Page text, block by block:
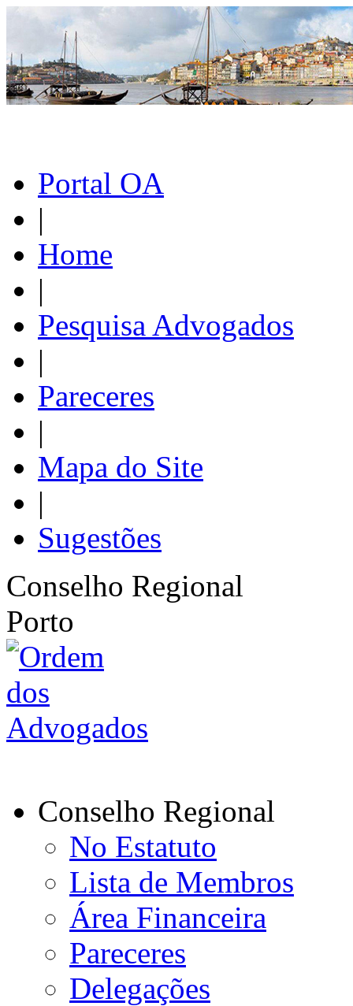
Portal OA
|
Home
|
Pesquisa Advogados
|
Pareceres
|
Mapa do Site
|
Sugestões
Conselho Regional
Porto
Conselho Regional
No Estatuto
Lista de Membros
Área Financeira
Pareceres
Delegações